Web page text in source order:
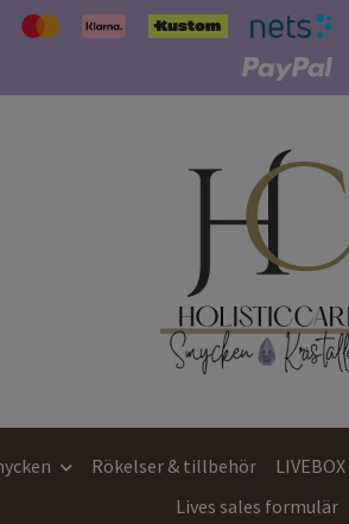
Rökelser & tillbehör LIVEBOX
Lives sales formulär